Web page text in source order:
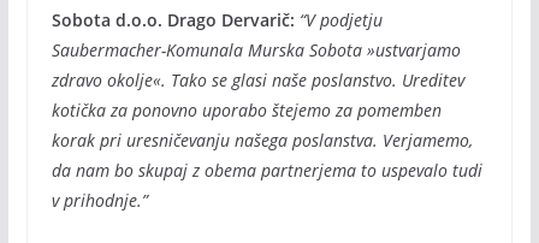
Sobota d.o.o. Drago Dervarič: “V podjetju
Saubermacher-Komunala Murska Sobota »ustvarjamo
zdravo okolje«. Tako se glasi naše poslanstvo. Ureditev
kotička za ponovno uporabo štejemo za pomemben
korak pri uresničevanju našega poslanstva. Verjamemo,
da nam bo skupaj z obema partnerjema to uspevalo tudi
v prihodnje.”